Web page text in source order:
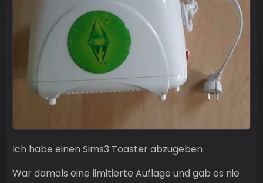
Ich habe einen Sims3 Toaster abzugeben
War damals eine limitierte Auflage und gab es nie